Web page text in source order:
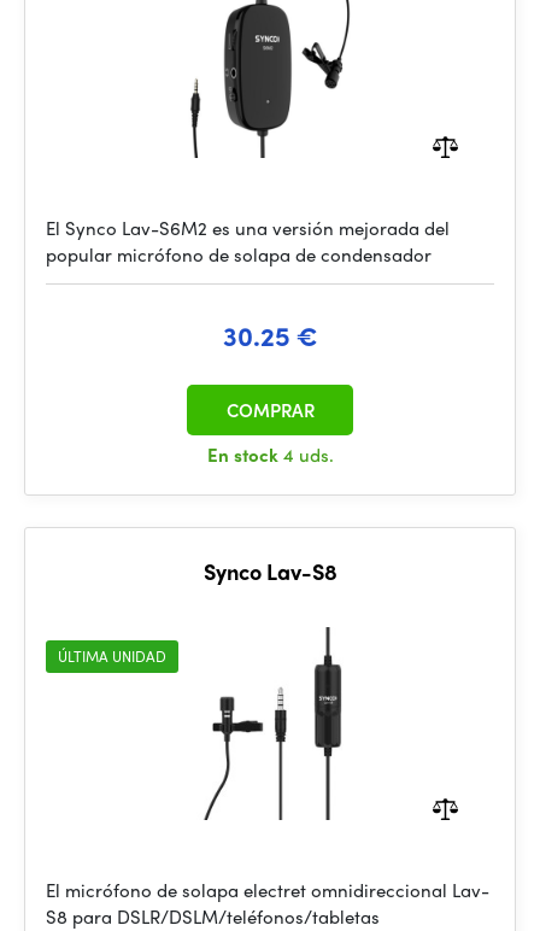
El Synco Lav-S6M2 es una versión mejorada del
popular micrófono de solapa de condensador
30.25 €
En stock4 uds.
COMPRAR
Synco Lav-S8
ÚLTIMA UNIDAD
El micrófono de solapa electret omnidireccional Lav-
S8 para DSLR/DSLM/teléfonos/tabletas